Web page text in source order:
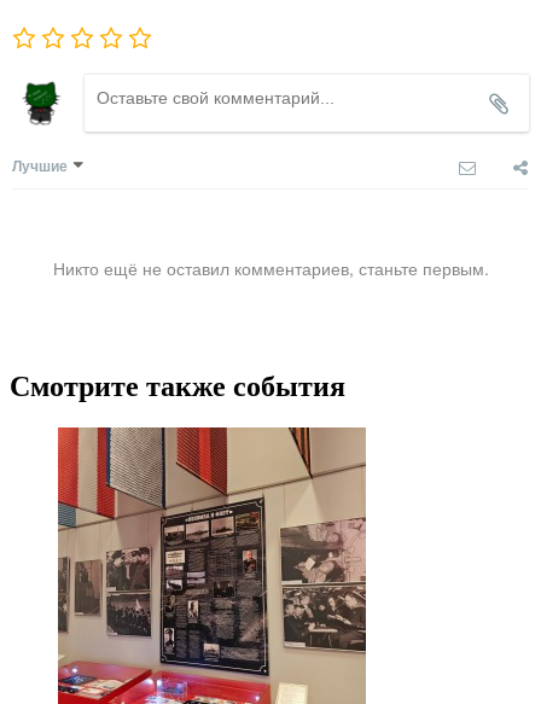
Лучшие
Никто ещё не оставил комментариев, станьте первым.
Смотрите также события